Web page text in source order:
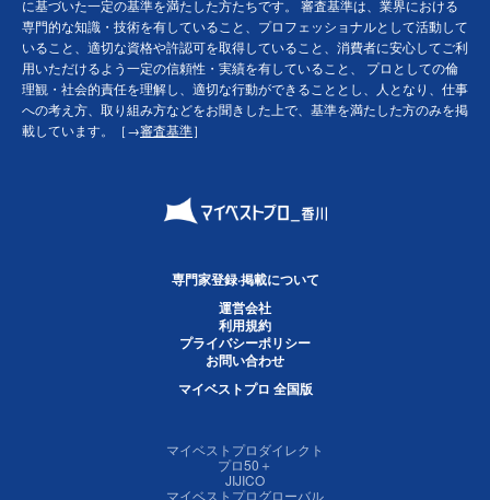
に基づいた一定の基準を満たした方たちです。 審査基準は、業界における
専門的な知識・技術を有していること、プロフェッショナルとして活動して
いること、適切な資格や許認可を取得していること、消費者に安心してご利
用いただけるよう一定の信頼性・実績を有していること、 プロとしての倫
理観・社会的責任を理解し、適切な行動ができることとし、人となり、仕事
への考え方、取り組み方などをお聞きした上で、基準を満たした方のみを掲
載しています。［→審査基準］
専門家登録·掲載について
運営会社
利用規約
プライバシーポリシー
お問い合わせ
マイベストプロ 全国版
マイベストプロダイレクト
プロ50＋
JIJICO
マイベストプログローバル